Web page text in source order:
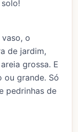
o
de jardim,
grossa. E
ou grande. Só
pedrinhas de